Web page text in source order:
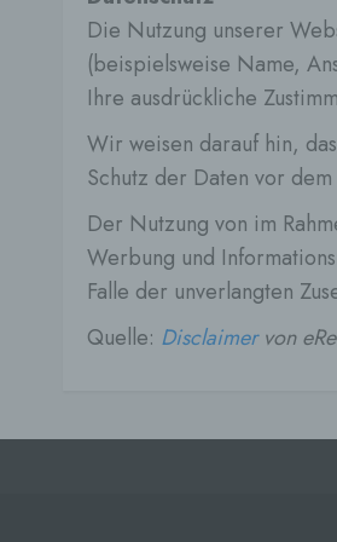
Die Nutzung unserer
(beispielsweise Name,
Ihre ausdrückliche
Wir weisen darauf hin,
Schutz der Daten vor
Der Nutzung von im
Werbung und
Falle der unverlangten
Quelle: Disclaimervon